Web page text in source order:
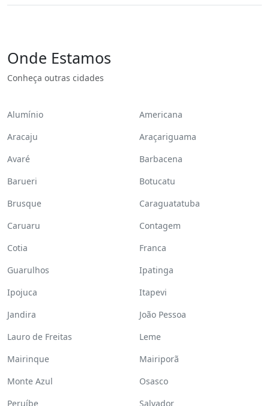
Onde Estamos
Conheça outras cidades
Alumínio
Americana
Aracaju
Araçariguama
Avaré
Barbacena
Barueri
Botucatu
Brusque
Caraguatatuba
Caruaru
Contagem
Cotia
Franca
Guarulhos
Ipatinga
Ipojuca
Itapevi
Jandira
João Pessoa
Lauro de Freitas
Leme
Mairinque
Mairiporã
Monte Azul
Osasco
Peruíbe
Salvador